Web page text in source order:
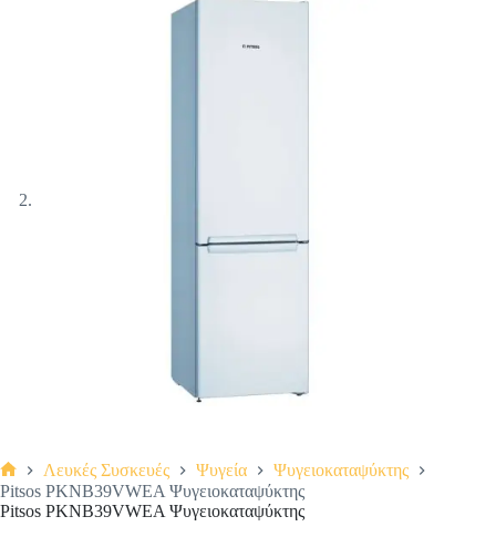
Αρχική
σελίδα
Λευκές Συσκευές Ψυγεία
Ψυγειοκαταψύκτης
Pitsos PKNB39VWEA Ψυγειοκαταψύκτης
Pitsos PKNB39VWEA Ψυγειοκαταψύκτης